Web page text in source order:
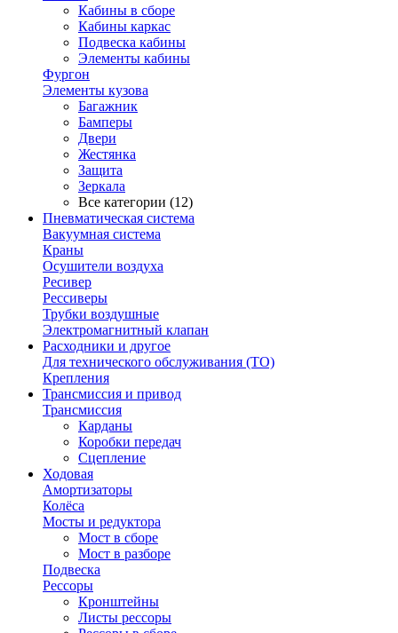
Кабины в сборе
Кабины каркас
Подвеска кабины
Элементы кабины
Фургон
Элементы кузова
Багажник
Бамперы
Двери
Жестянка
Защита
Зеркала
Все категории (12)
Пневматическая система
Вакуумная система
Краны
Осушители воздуха
Ресивер
Рессиверы
Трубки воздушные
Электромагнитный клапан
Расходники и другое
Для технического обслуживания (ТО)
Крепления
Трансмиссия и привод
Трансмиссия
Карданы
Коробки передач
Сцепление
Ходовая
Амортизаторы
Колёса
Мосты и редуктора
Мост в сборе
Мост в разборе
Подвеска
Рессоры
Кронштейны
Листы рессоры